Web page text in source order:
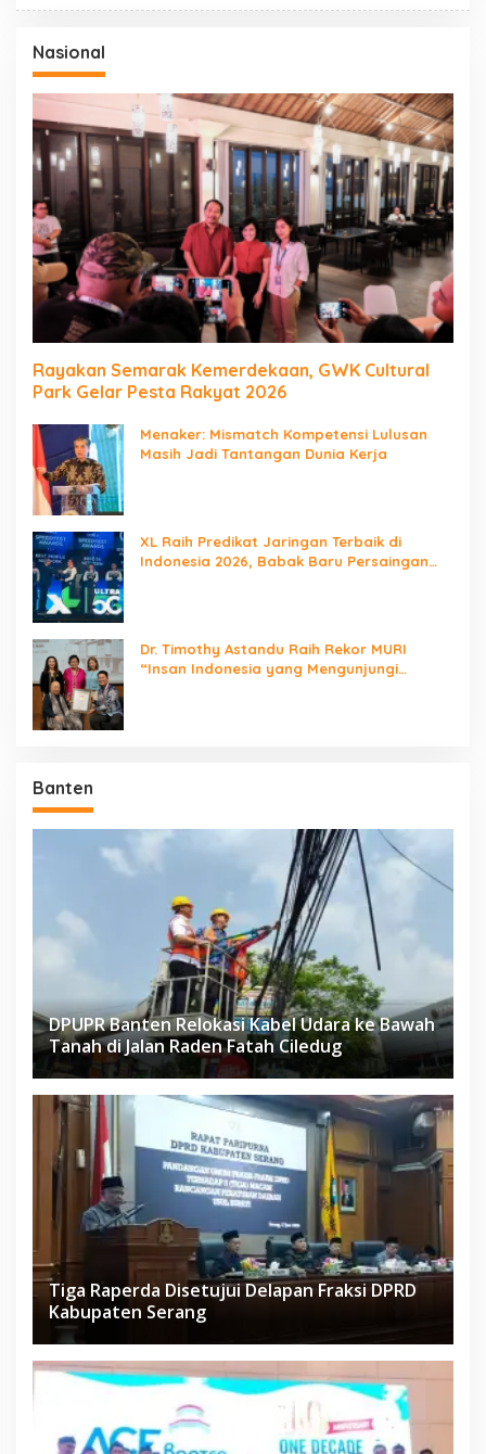
Nasional
Rayakan Semarak Kemerdekaan, GWK Cultural
Park Gelar Pesta Rakyat 2026
Menaker: Mismatch Kompetensi Lulusan
Masih Jadi Tantangan Dunia Kerja
XL Raih Predikat Jaringan Terbaik di
Indonesia 2026, Babak Baru Persaingan
Dr. Timothy Astandu Raih Rekor MURI
“Insan Indonesia yang Mengunjungi
Banten
DPUPR Banten Relokasi Kabel Udara ke Bawah
Tanah di Jalan Raden Fatah Ciledug
Tiga Raperda Disetujui Delapan Fraksi DPRD
Kabupaten Serang